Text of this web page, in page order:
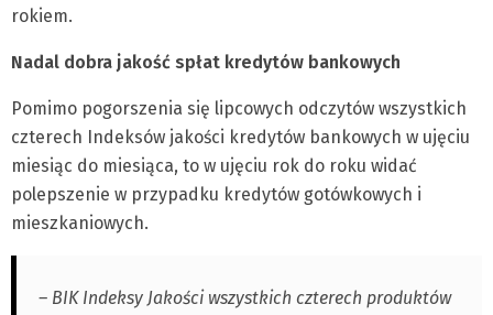
rokiem.
Nadal dobra jakość spłat kredytów bankowych
Pomimo pogorszenia się lipcowych odczytów wszystkich
czterech Indeksów jakości kredytów bankowych w ujęciu
miesiąc do miesiąca, to w ujęciu rok do roku widać
polepszenie w przypadku kredytów gotówkowych i
mieszkaniowych.
– BIK Indeksy Jakości wszystkich czterech produktów